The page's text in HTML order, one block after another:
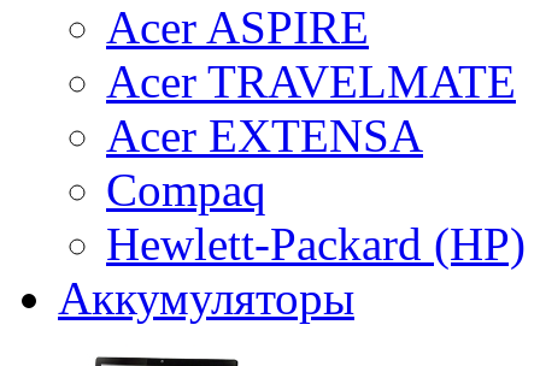
Acer ASPIRE
Acer TRAVELMATE
Acer EXTENSA
Compaq
Hewlett-Packard (HP)
Аккумуляторы